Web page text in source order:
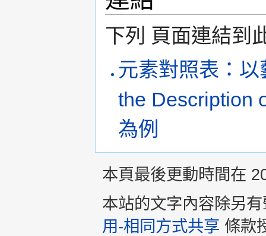
下列 頁面連結到
元素對照表：
the Description
為例
本頁最後更動時間在
本站的文字內容除另
用-相同方式共享 條款